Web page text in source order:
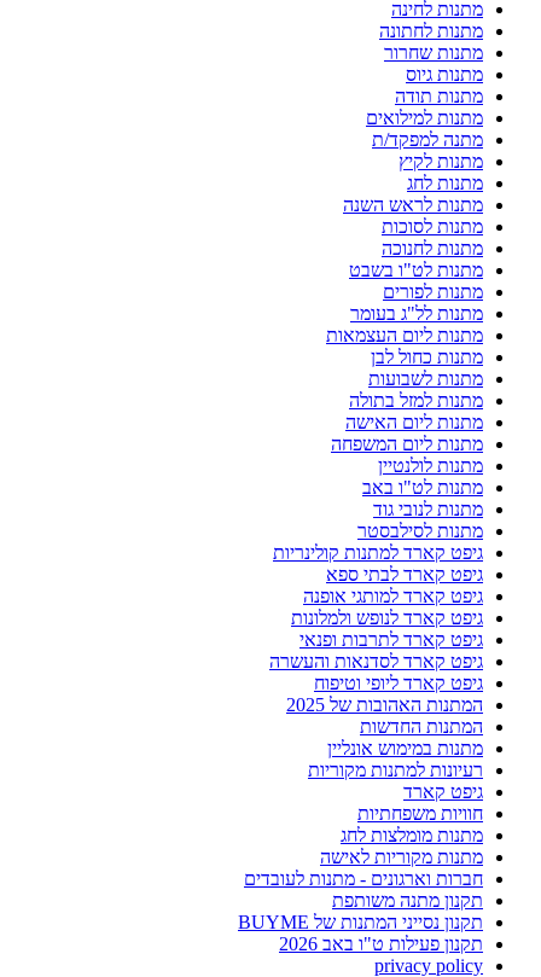
מתנות לחינה
מתנות לחתונה
מתנות שחרור
מתנות גיוס
מתנות תודה
מתנות למילואים
מתנה למפקד/ת
מתנות לקיץ
מתנות לחג
מתנות לראש השנה
מתנות לסוכות
מתנות לחנוכה
מתנות לט"ו בשבט
מתנות לפורים
מתנות לל"ג בעומר
מתנות ליום העצמאות
מתנות כחול לבן
מתנות לשבועות
מתנות למזל בתולה
מתנות ליום האישה
מתנות ליום המשפחה
מתנות לולנטיין
מתנות לט"ו באב
מתנות לנובי גוד
מתנות לסילבסטר
גיפט קארד למתנות קולינריות
גיפט קארד לבתי ספא
גיפט קארד למותגי אופנה
גיפט קארד לנופש ולמלונות
גיפט קארד לתרבות ופנאי
גיפט קארד לסדנאות והעשרה
גיפט קארד ליופי וטיפוח
המתנות האהובות של 2025
המתנות החדשות
מתנות במימוש אונליין
רעיונות למתנות מקוריות
גיפט קארד
חוויות משפחתיות
מתנות מומלצות לחג
מתנות מקוריות לאישה
חברות וארגונים - מתנות לעובדים
תקנון מתנה משותפת
תקנון נסייני המתנות של BUYME
תקנון פעילות ט"ו באב 2026
privacy policy